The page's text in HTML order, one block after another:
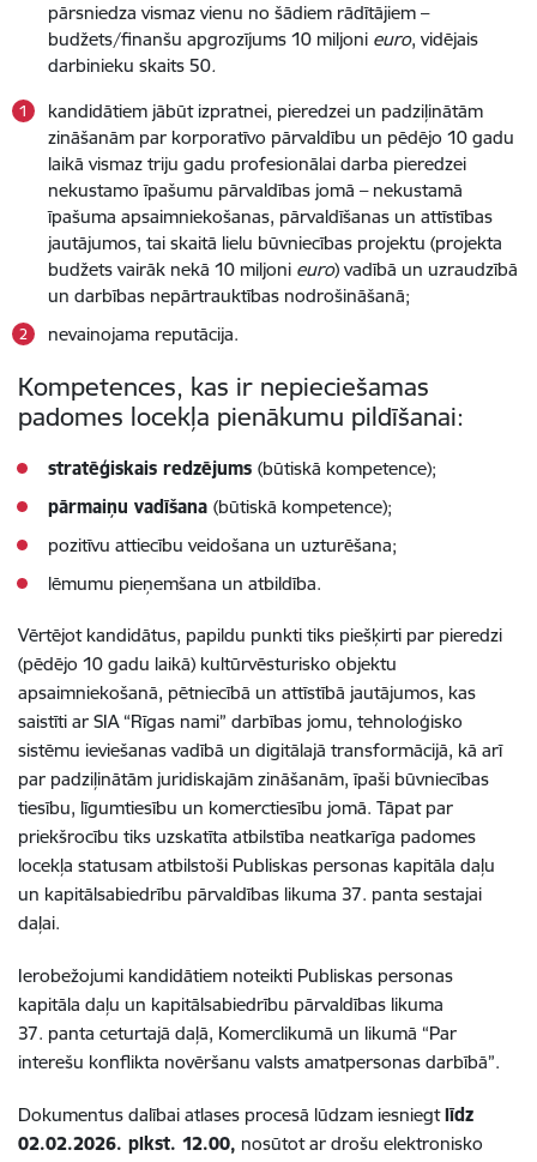
pārsniedza vismaz vienu no šādiem rādītājiem –
budžets/finanšu apgrozījums 10 miljoni euro, vidējais
darbinieku skaits 50.
kandidātiem jābūt izpratnei, pieredzei un padziļinātām
zināšanām par korporatīvo pārvaldību un pēdējo 10 gadu
laikā vismaz triju gadu profesionālai darba pieredzei
nekustamo īpašumu pārvaldības jomā – nekustamā
īpašuma apsaimniekošanas, pārvaldīšanas un attīstības
jautājumos, tai skaitā lielu būvniecības projektu (projekta
budžets vairāk nekā 10 miljoni euro) vadībā un uzraudzībā
un darbības nepārtrauktības nodrošināšanā;
nevainojama reputācija.
Kompetences, kas ir nepieciešamas
padomes locekļa pienākumu pildīšanai:
stratēģiskais redzējums (būtiskā kompetence);
pārmaiņu vadīšana (būtiskā kompetence);
pozitīvu attiecību veidošana un uzturēšana;
lēmumu pieņemšana un atbildība.
Vērtējot kandidātus, papildu punkti tiks piešķirti par pieredzi
(pēdējo 10 gadu laikā) kultūrvēsturisko objektu
apsaimniekošanā, pētniecībā un attīstībā jautājumos, kas
saistīti ar SIA “Rīgas nami” darbības jomu, tehnoloģisko
sistēmu ieviešanas vadībā un digitālajā transformācijā, kā arī
par padziļinātām juridiskajām zināšanām, īpaši būvniecības
tiesību, līgumtiesību un komerctiesību jomā. Tāpat par
priekšrocību tiks uzskatīta atbilstība neatkarīga padomes
locekļa statusam atbilstoši Publiskas personas kapitāla daļu
un kapitālsabiedrību pārvaldības likuma 37. panta sestajai
daļai.
Ierobežojumi kandidātiem noteikti Publiskas personas
kapitāla daļu un kapitālsabiedrību pārvaldības likuma
37. panta ceturtajā daļā, Komerclikumā un likumā “Par
interešu konflikta novēršanu valsts amatpersonas darbībā”.
Dokumentus dalībai atlases procesā lūdzam iesniegtlīdz
02.02.2026. plkst. 12.00, nosūtot ar drošu elektronisko